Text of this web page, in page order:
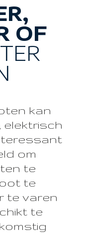
OF
kan
elektrisch
om
te
te
te varen
te